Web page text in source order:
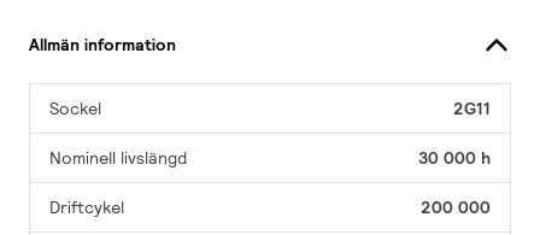
Allmän information
Sockel 2G11
Nominell livslängd 30 000 h
Driftcykel 200 000